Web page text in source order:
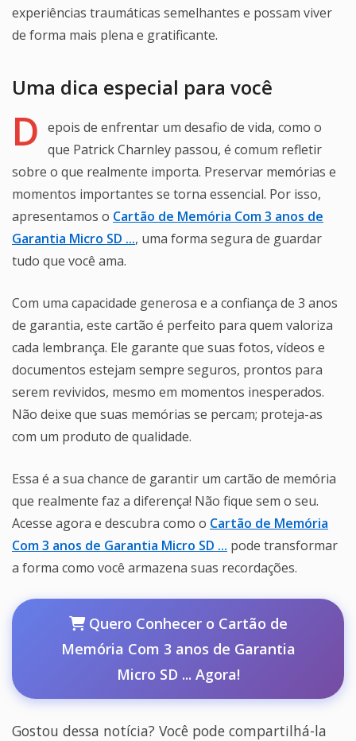
experiências traumáticas semelhantes e possam viver
de forma mais plena e gratificante.
Uma dica especial para você
D epois de enfrentar um desafio de vida, como o
que Patrick Charnley passou, é comum refletir
sobre o que realmente importa. Preservar memórias e
momentos importantes se torna essencial. Por isso,
apresentamos o Cartão de Memória Com 3 anos de
Garantia Micro SD ..., uma forma segura de guardar
tudo que você ama.
Com uma capacidade generosa e a confiança de 3 anos
de garantia, este cartão é perfeito para quem valoriza
cada lembrança. Ele garante que suas fotos, vídeos e
documentos estejam sempre seguros, prontos para
serem revividos, mesmo em momentos inesperados.
Não deixe que suas memórias se percam; proteja-as
com um produto de qualidade.
Essa é a sua chance de garantir um cartão de memória
que realmente faz a diferença! Não fique sem o seu.
Acesse agora e descubra como o Cartão de Memória
Com 3 anos de Garantia Micro SD ... pode transformar
a forma como você armazena suas recordações.
Quero Conhecer o Cartão de
Memória Com 3 anos de Garantia
Micro SD ... Agora!
Gostou dessa notícia? Você pode compartilhá-la